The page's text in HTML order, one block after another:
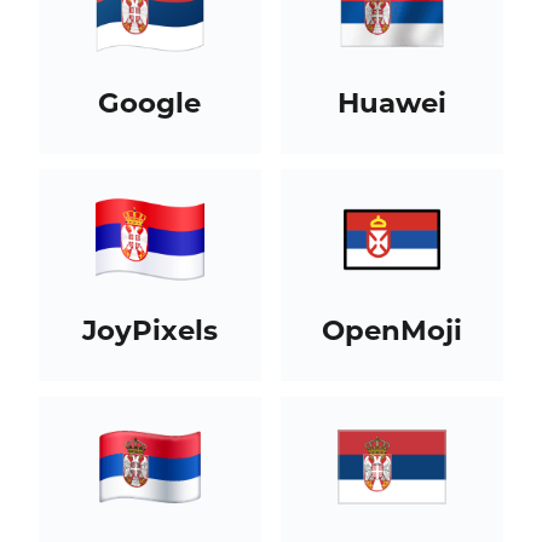
Google Huawei
JoyPixels OpenMoji